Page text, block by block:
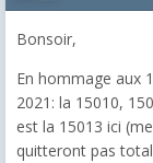
Bonsoir,
En hommage aux
2021: la 15010,
est la 15013 ici
quitteront pas